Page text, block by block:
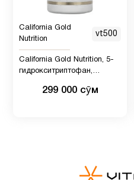
Здоровый
сон
Иммунитет 10
California Gold
Nutrition
vt500
California Gold Nutrition, 5-
гидрокситриптофан,
настроения, экстракт семян
299 000 сӯм